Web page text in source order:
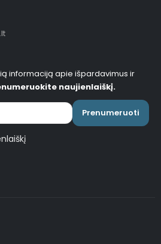
informaciją apie išpardavimus ir
naujienlaiškį.
Prenumeruoti